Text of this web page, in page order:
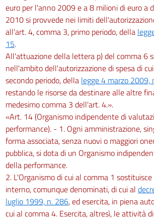
euro per l'anno 2009 e a 8 milioni di euro a
2010 si provvede nei limiti
all'art. 4, comma 3, primo periodo, della
15.
All'attuazione della lettera p) del comma 6
nell'ambito dell'autorizzazione di spesa di
secondo periodo, della legge 4 marzo 2009,
restando le risorse da destinare alle altre
medesimo comma 3 dell'art. 4.».
«Art. 14 (Organismo indipendente di
performance). - 1. Ogni amministrazione,
forma associata, senza nuovi o maggiori
pubblica, si dota di un Organismo
della performance.
2. L'Organismo di cui al comma 1
interno, comunque denominati, di cui al
luglio 1999, n. 286, ed esercita, in piena
cui al comma 4. Esercita, altresì, le attività